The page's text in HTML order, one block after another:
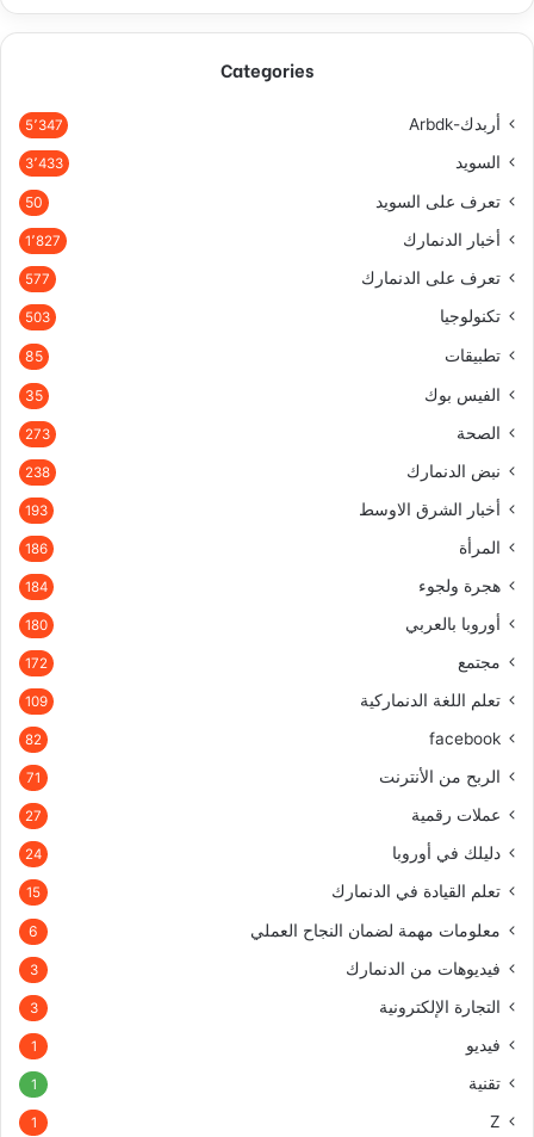
Categories
أربدك-Arbdk 5٬347
السويد 3٬433
تعرف على السويد 50
أخبار الدنمارك 1٬827
تعرف على الدنمارك 577
تكنولوجيا 503
تطبيقات 85
الفيس بوك 35
الصحة 273
نبض الدنمارك 238
أخبار الشرق الاوسط 193
المرأة 186
هجرة ولجوء 184
أوروبا بالعربي 180
مجتمع 172
تعلم اللغة الدنماركية 109
facebook
82
الربح من الأنترنت 71
عملات رقمية 27
دليلك في أوروبا 24
تعلم القيادة في الدنمارك 15
معلومات مهمة لضمان النجاح العملي 6
فيديوهات من الدنمارك 3
التجارة الإلكترونية 3
فيديو 1
تقنية 1
Z
1